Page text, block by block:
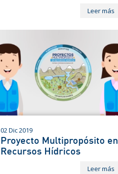
Leer más
02 Dic 2019
Proyecto Multipropósito en
Recursos Hídricos
Leer más